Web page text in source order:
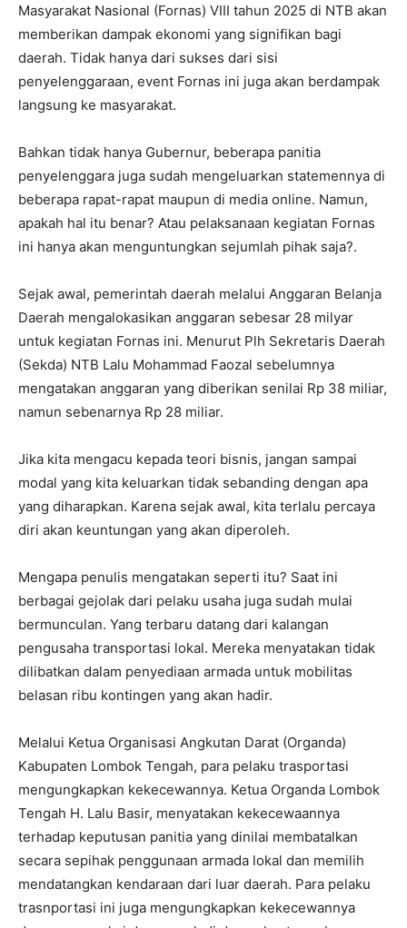
Masyarakat Nasional (Fornas) VIII tahun 2025 di NTB akan
memberikan dampak ekonomi yang signifikan bagi
daerah. Tidak hanya dari sukses dari sisi
penyelenggaraan, event Fornas ini juga akan berdampak
langsung ke masyarakat.
Bahkan tidak hanya Gubernur, beberapa panitia
penyelenggara juga sudah mengeluarkan statemennya di
beberapa rapat-rapat maupun di media online. Namun,
apakah hal itu benar? Atau pelaksanaan kegiatan Fornas
ini hanya akan menguntungkan sejumlah pihak saja?.
Sejak awal, pemerintah daerah melalui Anggaran Belanja
Daerah mengalokasikan anggaran sebesar 28 milyar
untuk kegiatan Fornas ini. Menurut Plh Sekretaris Daerah
(Sekda) NTB Lalu Mohammad Faozal sebelumnya
mengatakan anggaran yang diberikan senilai Rp 38 miliar,
namun sebenarnya Rp 28 miliar.
Jika kita mengacu kepada teori bisnis, jangan sampai
modal yang kita keluarkan tidak sebanding dengan apa
yang diharapkan. Karena sejak awal, kita terlalu percaya
diri akan keuntungan yang akan diperoleh.
Mengapa penulis mengatakan seperti itu? Saat ini
berbagai gejolak dari pelaku usaha juga sudah mulai
bermunculan. Yang terbaru datang dari kalangan
pengusaha transportasi lokal. Mereka menyatakan tidak
dilibatkan dalam penyediaan armada untuk mobilitas
belasan ribu kontingen yang akan hadir.
Melalui Ketua Organisasi Angkutan Darat (Organda)
Kabupaten Lombok Tengah, para pelaku trasportasi
mengungkapkan kekecewannya. Ketua Organda Lombok
Tengah H. Lalu Basir, menyatakan kekecewaannya
terhadap keputusan panitia yang dinilai membatalkan
secara sepihak penggunaan armada lokal dan memilih
mendatangkan kendaraan dari luar daerah. Para pelaku
trasnportasi ini juga mengungkapkan kekecewannya